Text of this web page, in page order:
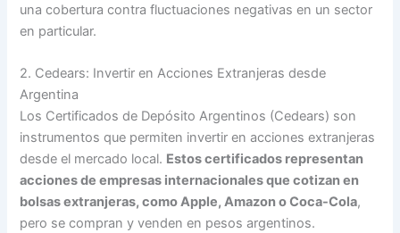
una cobertura contra fluctuaciones negativas en un sector
en particular.
2. Cedears: Invertir en Acciones Extranjeras desde
Argentina
Los Certificados de Depósito Argentinos (Cedears) son
instrumentos que permiten invertir en acciones extranjeras
desde el mercado local. Estos certificados representan
acciones de empresas internacionales que cotizan en
bolsas extranjeras, como Apple, Amazon o Coca-Cola,
pero se compran y venden en pesos argentinos.